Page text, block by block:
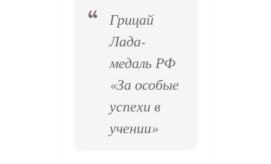
Грицай
Лада-
медаль РФ
«За особые
успехи в
учении»